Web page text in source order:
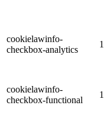
cookielawinfo-
checkbox-analytics
cookielawinfo-
checkbox-functional